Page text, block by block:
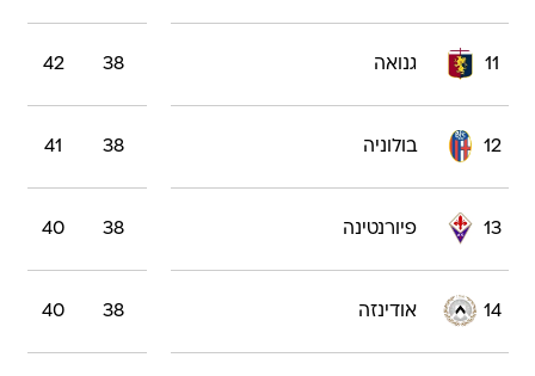
11 גנואה 38
42
12 בולוניה 38
41
13 פיורנטינה 38
40
14 אודינזה 38
40